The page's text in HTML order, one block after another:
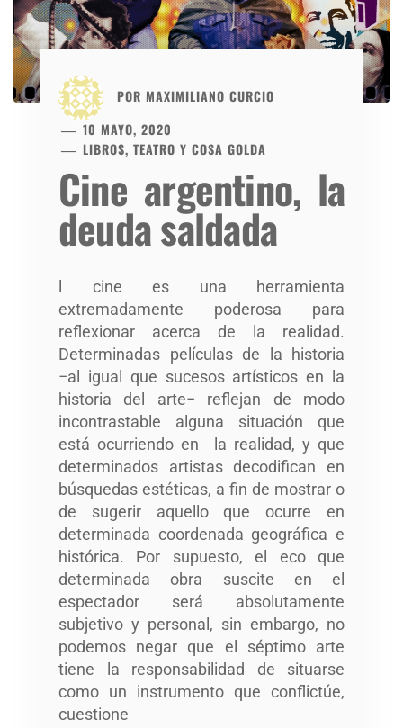
POR MAXIMILIANO CURCIO
10 MAYO, 2020
LIBROS, TEATRO Y COSA GOLDA
Cine argentino, la
deuda saldada
l cine es una herramienta
extremadamente poderosa para
reflexionar acerca de la realidad.
Determinadas películas de la historia
−al igual que sucesos artísticos en la
historia del arte− reflejan de modo
incontrastable alguna situación que
está ocurriendo en la realidad, y que
determinados artistas decodifican en
búsquedas estéticas, a fin de mostrar o
de sugerir aquello que ocurre en
determinada coordenada geográfica e
histórica. Por supuesto, el eco que
determinada obra suscite en el
espectador será absolutamente
subjetivo y personal, sin embargo, no
podemos negar que el séptimo arte
tiene la responsabilidad de situarse
como un instrumento que conflictúe,
cuestione